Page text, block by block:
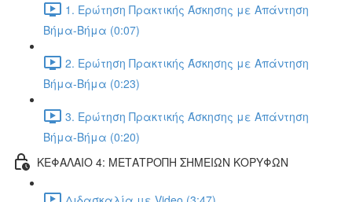
1. Ερώτηση Πρακτικής Άσκησης με Απάντηση
Βήμα-Βήμα (0:07)
2. Ερώτηση Πρακτικής Άσκησης με Απάντηση
Βήμα-Βήμα (0:23)
3. Ερώτηση Πρακτικής Άσκησης με Απάντηση
Βήμα-Βήμα (0:20)
ΚΕΦΑΛΑΙΟ 4: ΜΕΤΑΤΡΟΠΗ ΣΗΜΕΙΩΝ ΚΟΡΥΦΩΝ